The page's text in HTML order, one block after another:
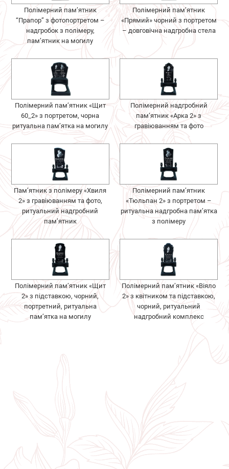
Полімерний пам’ятник
“Прапор” з фотопортретом –
надгробок з полімеру,
пам’ятник на могилу
Полімерний пам’ятник
«Прямий» чорний з портретом
– довговічна надгробна стела
Полімерний пам’ятник «Щит
60_2» з портретом, чорна
ритуальна пам’ятка на могилу
Полімерний надгробний
пам’ятник «Арка 2» з
гравіюванням та фото
Пам’ятник з полімеру «Хвиля
2» з гравіюванням та фото,
ритуальний надгробний
пам’ятник
Полімерний пам’ятник
«Тюльпан 2» з портретом –
ритуальна надгробна пам’ятка
з полімеру
Полімерний пам’ятник «Щит
2» з підставкою, чорний,
портретний, ритуальна
пам’ятка на могилу
Полімерний пам’ятник «Віяло
2» з квітником та підставкою,
чорний, ритуальний
надгробний комплекс